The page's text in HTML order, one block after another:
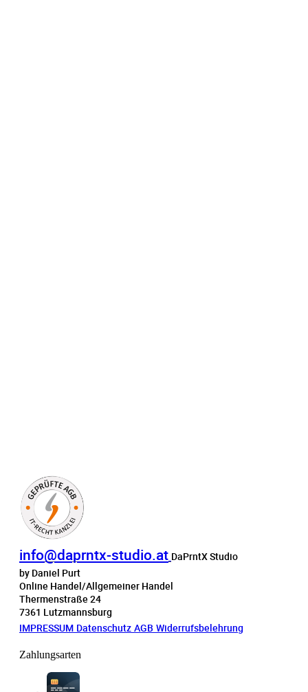
info@daprntx-studio.at DaPrntX Studio
by Daniel Purt
Online Handel/Allgemeiner Handel
Thermenstraße 24
7361 Lutzmannsburg
IMPRESSUM Datenschutz AGB Widerrufsbelehrung
Zahlungsarten